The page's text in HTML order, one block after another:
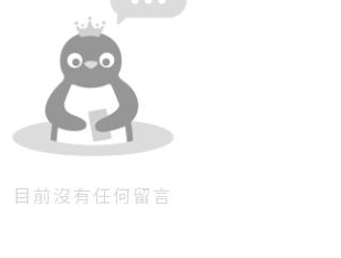
目前沒有任何留言